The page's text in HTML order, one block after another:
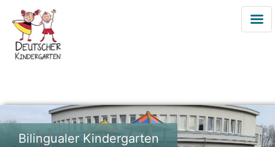
InhaltBilingualer Kindergarten